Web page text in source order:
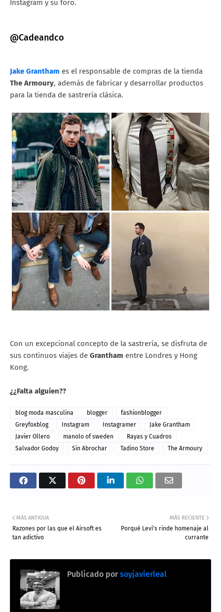
Instagram y su foro.
@Cadeandco
Jake Grantham es el responsable de compras de la tienda
The Armoury, además de fabricar y desarrollar productos
para la tienda de sastrería clásica.
Con un excepcional concepto de la sastrería, se disfruta de
sus continuos viajes de Grantham entre Londres y Hong
Kong.
¿¿Falta alguien??
blog moda masculina blogger
fashionblogger
Greyfoxblog
Instagram Instagramer
Jake Grantham
Javier Ollero
manolo of sweden
Rayas y Cuadros
Salvador Godoy
Sin Abrochar Tadino Store The Armoury
MÁS RECIENTE
Porqué Levi's rinde homenaje al
currante
MÁS ANTIGUA
Razones por las que el Airsoft es
tan adictivo
Publicado por soyjavierleal